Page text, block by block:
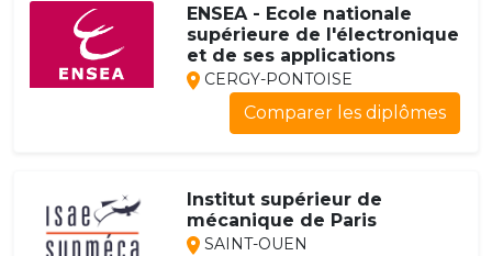
ENSEA - Ecole nationale
supérieure de l'électronique
et de ses applications
CERGY-PONTOISE
Comparer les diplômes
Institut supérieur de
mécanique de Paris
SAINT-OUEN